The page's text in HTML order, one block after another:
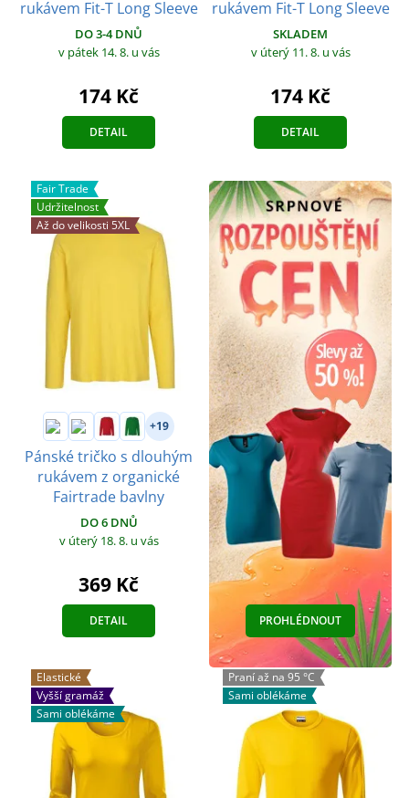
rukávem Fit-T Long Sleeve
DO 3-4 DNŮ
v pátek 14. 8. u vás
174 Kč
DETAIL
rukávem Fit-T Long Sleeve
SKLADEM
v úterý 11. 8. u vás
174 Kč
DETAIL
Fair Trade
Udržitelnost
Až do velikosti 5XL
+19
Pánské tričko s dlouhým
rukávem z organické
Fairtrade bavlny
DO 6 DNŮ
v úterý 18. 8. u vás
369 Kč
DETAIL PROHLÉDNOUT
Elastické
Vyšší gramáž
Sami oblékáme
Praní až na 95 °C
Sami oblékáme